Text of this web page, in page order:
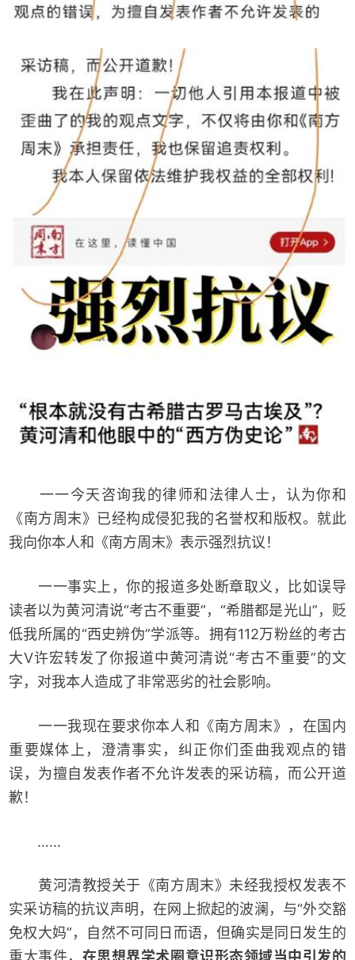
一一今天咨询我的律师和法律人士，认为你和
《南方周末》已经构成侵犯我的名誉权和版权。就此
我向你本人和《南方周末》表示强烈抗议！
一一事实上，你的报道多处断章取义，比如误导
读者以为黄河清说“考古不重要”，“希腊都是光山”，贬
低我所属的“西史辨伪”学派等。拥有112万粉丝的考古
大V许宏转发了你报道中黄河清说“考古不重要”的文
字，对我本人造成了非常恶劣的社会影响。
一一我现在要求你本人和《南方周末》，在国内
重要媒体上，澄清事实，纠正你们歪曲我观点的错
误，为擅自发表作者不允许发表的采访稿，而公开道
歉！
……
黄河清教授关于《南方周末》未经我授权发表不
实采访稿的抗议声明，在网上掀起的波澜，与“外交豁
免权大妈”，自然不可同日而语，但确实是同日发生的